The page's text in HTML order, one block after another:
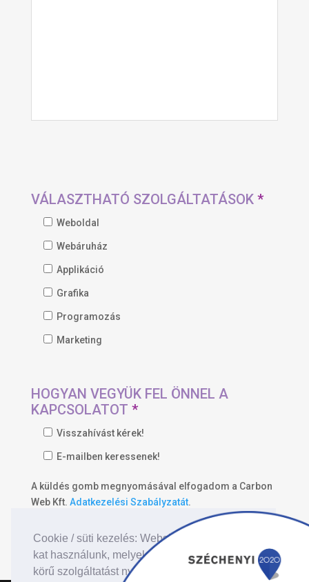
Cookie / süti kezelés: Website-unkon cookie-
kat használunk, melyek célja, hogy teljes
körű szolgáltatást nyújtsunk látogatóink
VÁLASZTHATÓ SZOLGÁLTATÁSOK *
Weboldal
Webáruház
Applikáció
Grafika
Programozás
Marketing
HOGYAN VEGYÜK FEL ÖNNEL A
KAPCSOLATOT *
Visszahívást kérek!
E-mailben keressenek!
A küldés gomb megnyomásával elfogadom a Carbon
Web Kft. Adatkezelési Szabályzatát.